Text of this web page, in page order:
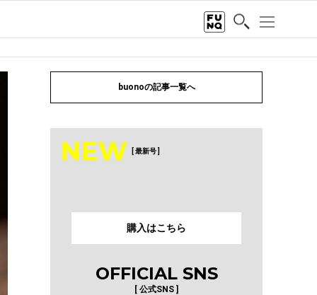
buonoの記事一覧へ
NEW [ 最新号 ]
購入はこちら
OFFICIAL SNS
[ 公式SNS ]